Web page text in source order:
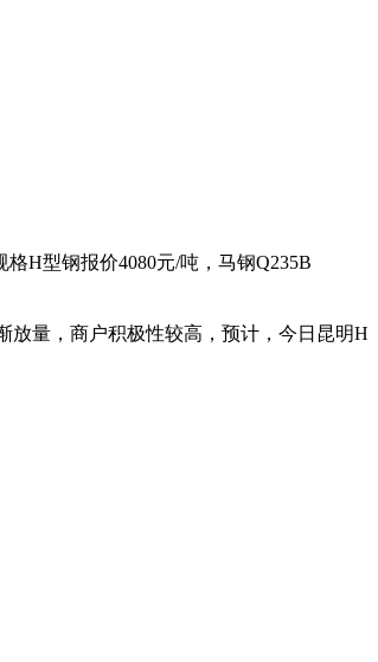
H型钢报价4080元/吨，马钢Q235B
量，商户积极性较高，预计，今日昆明H